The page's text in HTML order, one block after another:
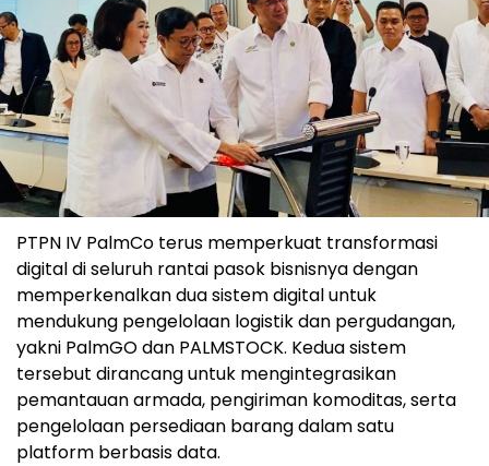
PTPN IV PalmCo terus memperkuat transformasi
digital di seluruh rantai pasok bisnisnya dengan
memperkenalkan dua sistem digital untuk
mendukung pengelolaan logistik dan pergudangan,
yakni PalmGO dan PALMSTOCK. Kedua sistem
tersebut dirancang untuk mengintegrasikan
pemantauan armada, pengiriman komoditas, serta
pengelolaan persediaan barang dalam satu
platform berbasis data.